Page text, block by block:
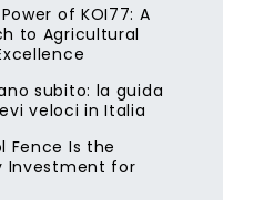
of KOI77: A
to Agricultural
subito: la guida
veloci in Italia
Fence Is the
Investment for